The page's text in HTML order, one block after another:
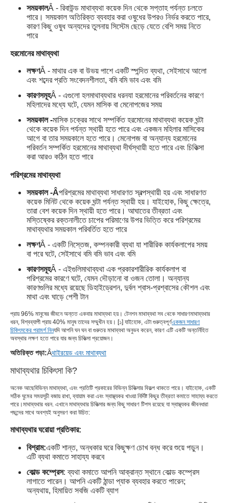
সময়কালÂ - রিবাউন্ড মাথাব্যথা কয়েক দিন থেকে সপ্তাহ পর্যন্ত চলতে
পারে। সময়কাল অতিরিক্ত ব্যবহার করা ওষুধের উপরও নির্ভর করতে পারে,
কারণ কিছু ওষুধ অন্যদের তুলনায় সিস্টেম ছেড়ে যেতে বেশি সময় নিতে
পারে
হরমোনের মাথাব্যথা
লক্ষণÂ - মাথার এক বা উভয় পাশে একটি স্পন্দিত ব্যথা, সেইসাথে আলো
এবং শব্দের প্রতি সংবেদনশীলতা, বমি বমি ভাব এবং বমি
কারণসমূহÂ - এগুলো হলমাথাব্যথার ধরনযা হরমোনের পরিবর্তনের কারণে
মহিলাদের মধ্যে ঘটে, যেমন মাসিক বা মেনোপজের সময়
সময়কাল -মাসিক চক্রের সাথে সম্পর্কিত হরমোনের মাথাব্যথা কয়েক ঘন্টা
থেকে কয়েক দিন পর্যন্ত স্থায়ী হতে পারে এবং একজন মহিলার মাসিকের
আগে বা তার সময়কালে হতে পারে। মেনোপজ বা অন্যান্য হরমোনের
পরিবর্তন সম্পর্কিত হরমোনের মাথাব্যথা দীর্ঘস্থায়ী হতে পারে এবং চিকিত্সা
করা আরও কঠিন হতে পারে
পরিশ্রমের মাথাব্যথা
সময়কাল -Âপরিশ্রমের মাথাব্যথা সাধারণত স্বল্পস্থায়ী হয় এবং সাধারণত
কয়েক মিনিট থেকে কয়েক ঘন্টা পর্যন্ত স্থায়ী হয়। যাইহোক, কিছু ক্ষেত্রে,
তারা বেশ কয়েক দিন স্থায়ী হতে পারে। আঘাতের তীব্রতা এবং
মস্তিষ্কের রক্তনালীতে চাপের পরিমাণের উপর ভিত্তি করে পরিশ্রমের
মাথাব্যথার সময়কাল পরিবর্তিত হতে পারে
লক্ষণÂ - একটি নিস্তেজ, কম্পনকারী ব্যথা যা শারীরিক কার্যকলাপের সময়
বা পরে ঘটে, সেইসাথে বমি বমি ভাব এবং বমি
কারণসমূহÂ - এইগুলিমাথাব্যথা এক প্রকারশারীরিক কার্যকলাপ বা
পরিশ্রমের কারণে ঘটে, যেমন দৌড়ানো বা ওজন তোলা। অন্যান্য
কারণগুলির মধ্যে রয়েছে ডিহাইড্রেশন, দুর্বল শ্বাস-প্রশ্বাসের কৌশল এবং
মাথা এবং ঘাড়ে পেশী টান
প্রায় 96% মানুষের জীবনে অন্তত একবার মাথাব্যথা হয়। টেনশন মাথাব্যথা সব থেকে সাধারণমাথাব্যথার
ধরন, বিশ্বব্যাপী প্রায় 40% মানুষ তাদের সম্মুখীন হয়। [১] যাইহোক, এটা গুরুত্বপূর্ণএকজন সাধারণ
চিকিৎসকের পরামর্শ নিনযদি আপনি ঘন ঘন বা গুরুতর মাথাব্যথা অনুভব করেন, কারণ এটি একটি অন্তর্নিহিত
অবস্থার লক্ষণ হতে পারে যার জন্য চিকিত্সা প্রয়োজন।
অতিরিক্ত পড়া:Âথাইরয়েড এবং মাথাব্যথা
মাথাব্যথার চিকিৎসা কি?
অনেক আছেবিভিন্ন মাথাব্যথা, এবং প্রতিটি প্রকারের বিভিন্ন চিকিত্সার বিকল্প থাকতে পারে। যাইহোক, একটি
সঠিক ঘুমের সময়সূচী বজায় রাখা, ব্যায়াম করা এবং স্বাস্থ্যকর খাওয়া নির্দিষ্ট কিছুর তীব্রতা কমাতে সাহায্য করতে
পারে।মাথাব্যথার ধরন. এখানে মাথাব্যথার চিকিত্সার জন্য কিছু সাধারণ টিপস রয়েছে যা স্বাস্থ্যকর জীবনধারা
পছন্দের সাথে অবশ্যই অনুসরণ করা উচিত:
মাথাব্যথার ঘরোয়া প্রতিকার:
বিশ্রাম:একটি শান্ত, অন্ধকার ঘরে কিছুক্ষণ চোখ বন্ধ করে শুয়ে পড়ুন।
এটি ব্যথা কমাতে সাহায্য করবে
কোল্ড কম্প্রেস: ব্যথা কমাতে আপনি আক্রান্ত স্থানে কোল্ড কম্প্রেস
লাগাতে পারেন। আপনি একটি ঠান্ডা প্যাক ব্যবহার করতে পারেন;
অন্যথায়, হিমায়িত সবজি একটি ব্যাগ